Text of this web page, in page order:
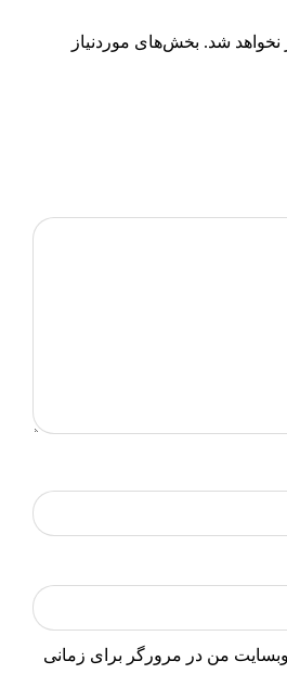
نخواهد شد. بخش‌های موردنیاز
وبسایت من در مرورگر برای زمانی